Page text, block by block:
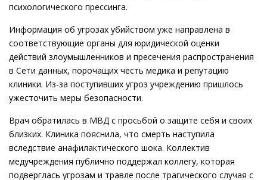
психологического прессинга.
Информация об угрозах убийством уже направлена в
соответствующие органы для юридической оценки
действий злоумышленников и пресечения распространения
в Сети данных, порочащих честь медика и репутацию
клиники. Из-за поступивших угроз учреждению пришлось
ужесточить меры безопасности.
Врач обратилась в МВД с просьбой о защите себя и своих
близких. Клиника пояснила, что смерть наступила
вследствие анафилактического шока. Коллектив
медучреждения публично поддержал коллегу, которая
подверглась угрозам и травле после трагического случая с